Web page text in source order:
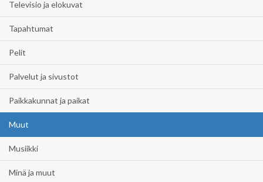
Televisio ja elokuvat
Tapahtumat
Pelit
Palvelut ja sivustot
Paikkakunnat ja paikat
Muut
Musiikki
Minä ja muut